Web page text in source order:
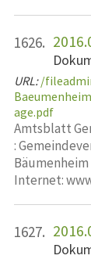
1626.
URL: /
age.pdf
Amtsblatt
:
Bäumenheim
Internet:
1627.